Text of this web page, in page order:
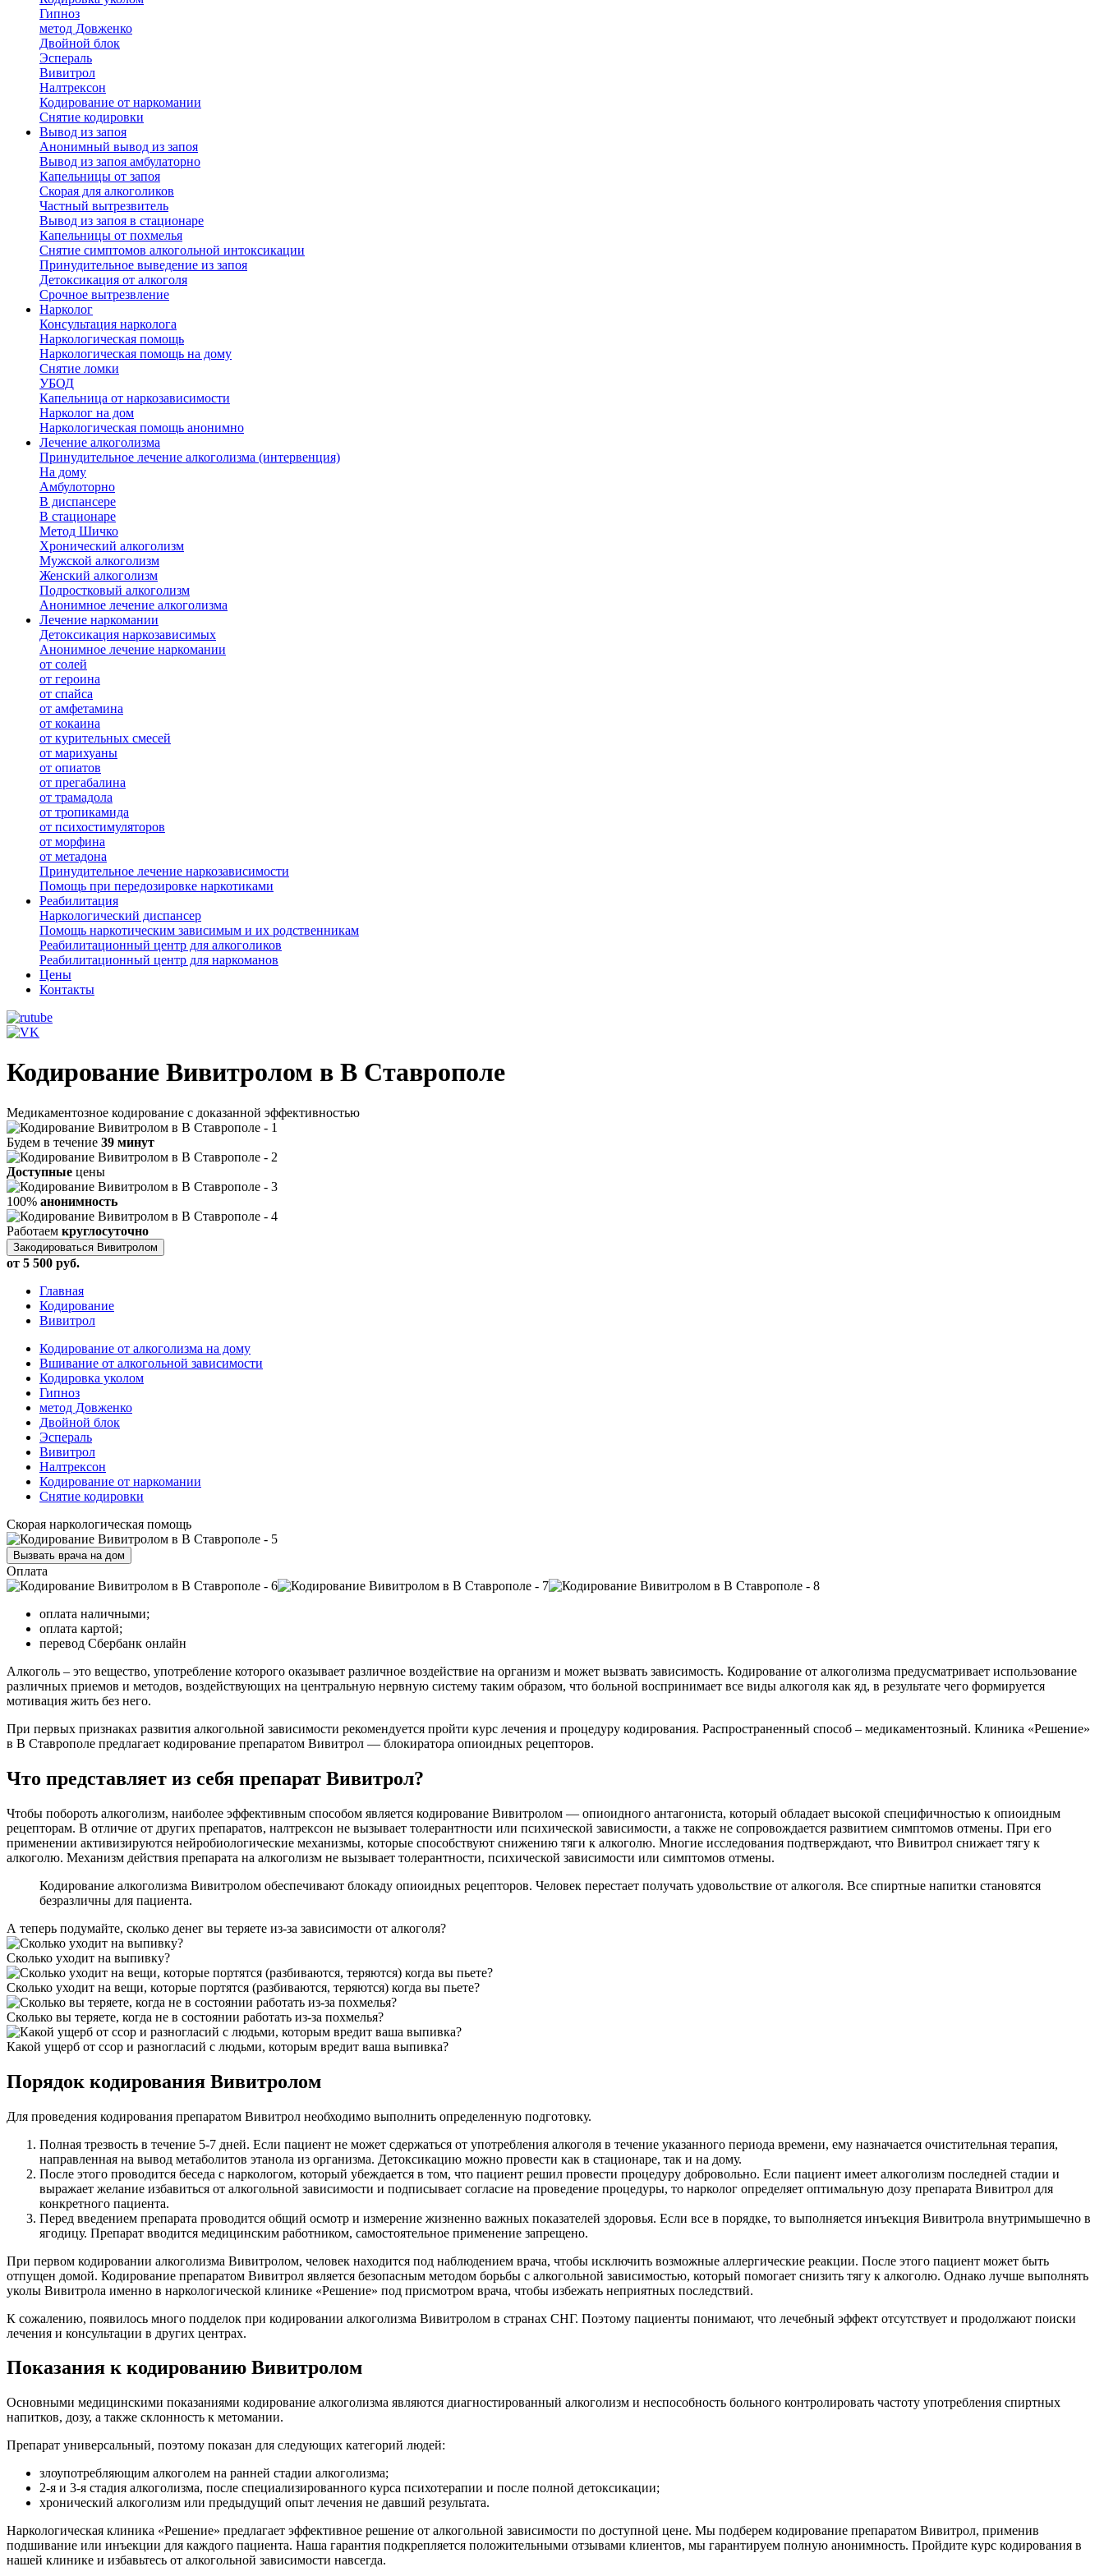
Гипноз
метод Довженко
Двойной блок
Эспераль
Вивитрол
Налтрексон
Кодирование от наркомании
Снятие кодировки
Вывод из запоя
Анонимный вывод из запоя
Вывод из запоя амбулаторно
Капельницы от запоя
Скорая для алкоголиков
Частный вытрезвитель
Вывод из запоя в стационаре
Капельницы от похмелья
Снятие симптомов алкогольной интоксикации
Принудительное выведение из запоя
Детоксикация от алкоголя
Срочное вытрезвление
Нарколог
Консультация нарколога
Наркологическая помощь
Наркологическая помощь на дому
Снятие ломки
УБОД
Капельница от наркозависимости
Нарколог на дом
Наркологическая помощь анонимно
Лечение алкоголизма
Принудительное лечение алкоголизма (интервенция)
На дому
Амбулоторно
В диспансере
В стационаре
Метод Шичко
Хронический алкоголизм
Мужской алкоголизм
Женский алкоголизм
Подростковый алкоголизм
Анонимное лечение алкоголизма
Лечение наркомании
Детоксикация наркозависимых
Анонимное лечение наркомании
от солей
от героина
от спайса
от амфетамина
от кокаина
от курительных смесей
от марихуаны
от опиатов
от прегабалина
от трамадола
от тропикамида
от психостимуляторов
от морфина
от метадона
Принудительное лечение наркозависимости
Помощь при передозировке наркотиками
Реабилитация
Наркологический диспансер
Помощь наркотическим зависимым и их родственникам
Реабилитационный центр для алкоголиков
Реабилитационный центр для наркоманов
Цены
Контакты
Кодирование Вивитролом в В Ставрополе
Медикаментозное кодирование с доказанной эффективностью
Будем в течение 39 минут
Доступные цены
100% анонимность
Работаем круглосуточно
Закодироваться Вивитролом
от 5 500 руб.
Главная
Кодирование
Вивитрол
Кодирование от алкоголизма на дому
Вшивание от алкогольной зависимости
Кодировка уколом
Гипноз
метод Довженко
Двойной блок
Эспераль
Вивитрол
Налтрексон
Кодирование от наркомании
Снятие кодировки
Скорая наркологическая помощь
Вызвать врача на дом
Оплата
оплата наличными;
оплата картой;
перевод Сбербанк онлайн
Алкоголь – это вещество, употребление которого оказывает различное воздействие на организм и может вызвать зависимость. Кодирование от алкоголизма предусматривает использование
различных приемов и методов, воздействующих на центральную нервную систему таким образом, что больной воспринимает все виды алкоголя как яд, в результате чего формируется
мотивация жить без него.
При первых признаках развития алкогольной зависимости рекомендуется пройти курс лечения и процедуру кодирования. Распространенный способ – медикаментозный. Клиника «Решение»
в В Ставрополе предлагает кодирование препаратом Вивитрол — блокиратора опиоидных рецепторов.
Что представляет из себя препарат Вивитрол?
Чтобы побороть алкоголизм, наиболее эффективным способом является кодирование Вивитролом — опиоидного антагониста, который обладает высокой специфичностью к опиоидным
рецепторам. В отличие от других препаратов, налтрексон не вызывает толерантности или психической зависимости, а также не сопровождается развитием симптомов отмены. При его
применении активизируются нейробиологические механизмы, которые способствуют снижению тяги к алкоголю. Многие исследования подтверждают, что Вивитрол снижает тягу к
алкоголю. Механизм действия препарата на алкоголизм не вызывает толерантности, психической зависимости или симптомов отмены.
Кодирование алкоголизма Вивитролом обеспечивают блокаду опиоидных рецепторов. Человек перестает получать удовольствие от алкоголя. Все спиртные напитки становятся
безразличны для пациента.
А теперь подумайте, сколько денег вы теряете из-за зависимости от алкоголя?
Сколько уходит на выпивку?
Сколько уходит на вещи, которые портятся (разбиваются, теряются) когда вы пьете?
Сколько вы теряете, когда не в состоянии работать из-за похмелья?
Какой ущерб от ссор и разногласий с людьми, которым вредит ваша выпивка?
Порядок кодирования Вивитролом
Для проведения кодирования препаратом Вивитрол необходимо выполнить определенную подготовку.
Полная трезвость в течение 5-7 дней. Если пациент не может сдержаться от употребления алкоголя в течение указанного периода времени, ему назначается очистительная терапия,
направленная на вывод метаболитов этанола из организма. Детоксикацию можно провести как в стационаре, так и на дому.
После этого проводится беседа с наркологом, который убеждается в том, что пациент решил провести процедуру добровольно. Если пациент имеет алкоголизм последней стадии и
выражает желание избавиться от алкогольной зависимости и подписывает согласие на проведение процедуры, то нарколог определяет оптимальную дозу препарата Вивитрол для
конкретного пациента.
Перед введением препарата проводится общий осмотр и измерение жизненно важных показателей здоровья. Если все в порядке, то выполняется инъекция Вивитрола внутримышечно в
ягодицу. Препарат вводится медицинским работником, самостоятельное применение запрещено.
При первом кодировании алкоголизма Вивитролом, человек находится под наблюдением врача, чтобы исключить возможные аллергические реакции. После этого пациент может быть
отпущен домой. Кодирование препаратом Вивитрол является безопасным методом борьбы с алкогольной зависимостью, который помогает снизить тягу к алкоголю. Однако лучше выполнять
уколы Вивитрола именно в наркологической клинике «Решение» под присмотром врача, чтобы избежать неприятных последствий.
К сожалению, появилось много подделок при кодировании алкоголизма Вивитролом в странах СНГ. Поэтому пациенты понимают, что лечебный эффект отсутствует и продолжают поиски
лечения и консультации в других центрах.
Показания к кодированию Вивитролом
Основными медицинскими показаниями кодирование алкоголизма являются диагностированный алкоголизм и неспособность больного контролировать частоту употребления спиртных
напитков, дозу, а также склонность к метомании.
Препарат универсальный, поэтому показан для следующих категорий людей:
злоупотребляющим алкоголем на ранней стадии алкоголизма;
2-я и 3-я стадия алкоголизма, после специализированного курса психотерапии и после полной детоксикации;
хронический алкоголизм или предыдущий опыт лечения не давший результата.
Наркологическая клиника «Решение» предлагает эффективное решение от алкогольной зависимости по доступной цене. Мы подберем кодирование препаратом Вивитрол, применив
подшивание или инъекции для каждого пациента. Наша гарантия подкрепляется положительными отзывами клиентов, мы гарантируем полную анонимность. Пройдите курс кодирования в
нашей клинике и избавьтесь от алкогольной зависимости навсегда.